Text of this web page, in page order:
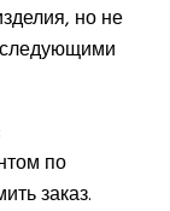
но не
следующими
по
заказ.